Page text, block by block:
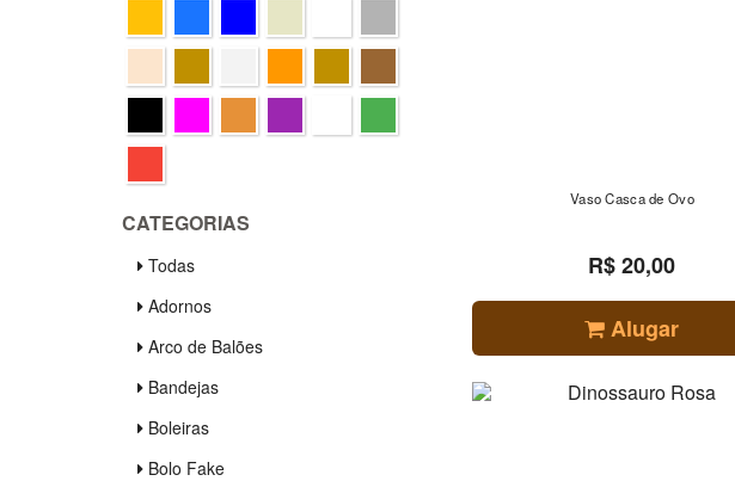
CATEGORIAS
Todas
Adornos
Arco de Balões
Bandejas
Boleiras
Bolo Fake
Vaso Casca de Ovo
R$ 20,00
Alugar